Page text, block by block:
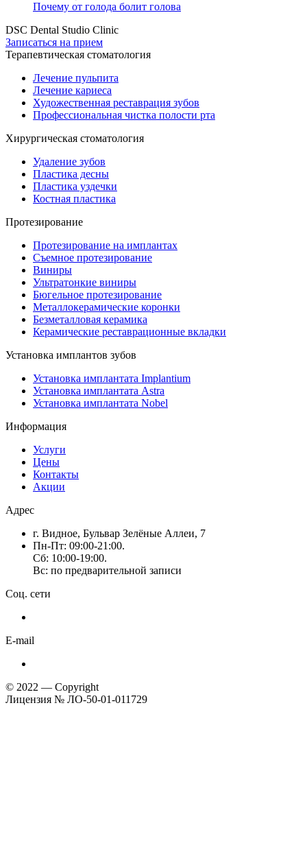
Почему от голода болит голова
DSC Dental Studio Clinic
Записаться на прием
Терапевтическая стоматология
Лечение пульпита
Лечение кариеса
Художественная реставрация зубов
Профессиональная чистка полости рта
Хирургическая стоматология
Удаление зубов
Пластика десны
Пластика уздечки
Костная пластика
Протезирование
Протезирование на имплантах
Съемное протезирование
Виниры
Ультратонкие виниры
Бюгельное протезирование
Металлокерамические коронки
Безметалловая керамика
Керамические реставрационные вкладки
Установка имплантов зубов
Установка имплантата Implantium
Установка имплантата Astra
Установка имплантата Nobel
Информация
Услуги
Цены
Контакты
Акции
Адрес
г. Видное, Бульвар Зелёные Аллеи, 7
Пн-Пт: 09:00-21:00.
Сб: 10:00-19:00.
Вс: по предварительной записи
Соц. сети
E-mail
© 2022 — Copyright
Лицензия № ЛО-50-01-011729